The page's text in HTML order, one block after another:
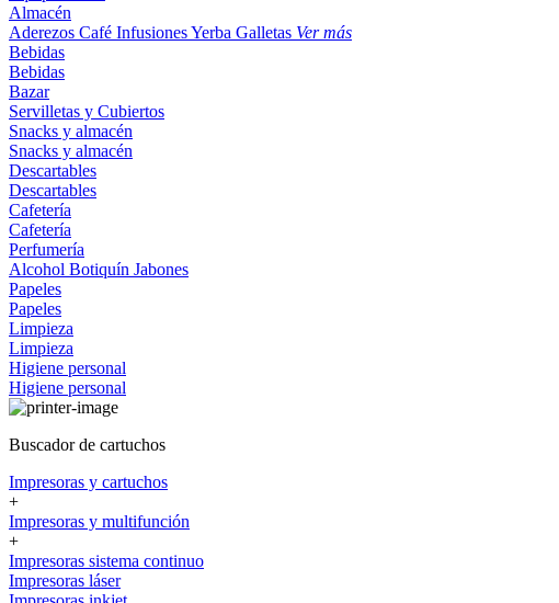
Almacén
Aderezos Café InfusionesYerba Galletas Ver más
Bebidas
Bebidas
Bazar
Servilletas y Cubiertos
Snacks y almacén
Snacks y almacén
Descartables
Descartables
Cafetería
Cafetería
Perfumería
Alcohol Botiquín Jabones
Papeles
Papeles
Limpieza
Limpieza
Higiene personal
Higiene personal
Buscador de cartuchos
Impresoras y cartuchos
+
Impresoras y multifunción
+
Impresoras sistema continuo
Impresoras láser